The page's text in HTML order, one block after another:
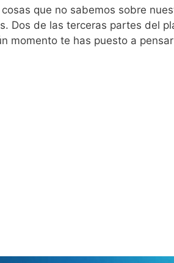
que no sabemos sobre
Dos de las terceras partes del
momento te has puesto a